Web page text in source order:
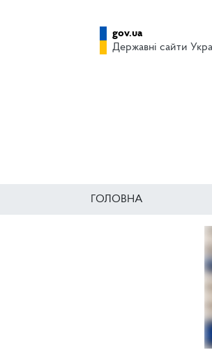
gov.ua
Державні сайти
ГОЛОВНА